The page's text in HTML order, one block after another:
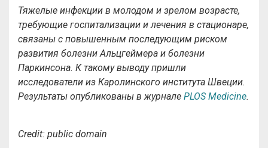
Тяжелые инфекции в молодом и зрелом возрасте,
требующие госпитализации и лечения в стационаре,
связаны с повышенным последующим риском
развития болезни Альцгеймера и болезни
Паркинсона. К такому выводу пришли
исследователи из Каролинского института Швеции.
Результаты опубликованы в журнале PLOS Medicine.
Credit: public domain